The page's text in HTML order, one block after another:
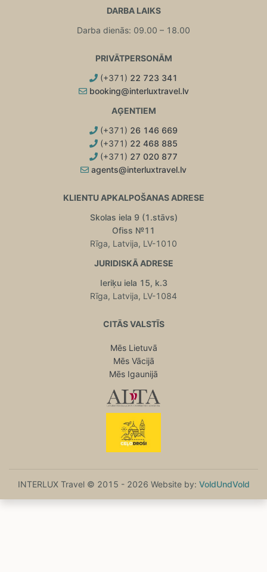
DARBA LAIKS
Darba dienās: 09.00 – 18.00
PRIVĀTPERSONĀM
(+371) 22 723 341
booking@interluxtravel.lv
AĢENTIEM
(+371) 26 146 669
(+371) 22 468 885
(+371) 27 020 877
agents@interluxtravel.lv
KLIENTU APKALPOŠANAS ADRESE
Skolas iela 9 (1.stāvs)
Ofiss №11
Rīga, Latvija, LV-1010
JURIDISKĀ ADRESE
Ieriķu iela 15, k.3
Rīga, Latvija, LV-1084
CITĀS VALSTĪS
Mēs Lietuvā
Mēs Vācijā
Mēs Igaunijā
INTERLUX Travel © 2015 - 2026 Website by: VoldUndVold